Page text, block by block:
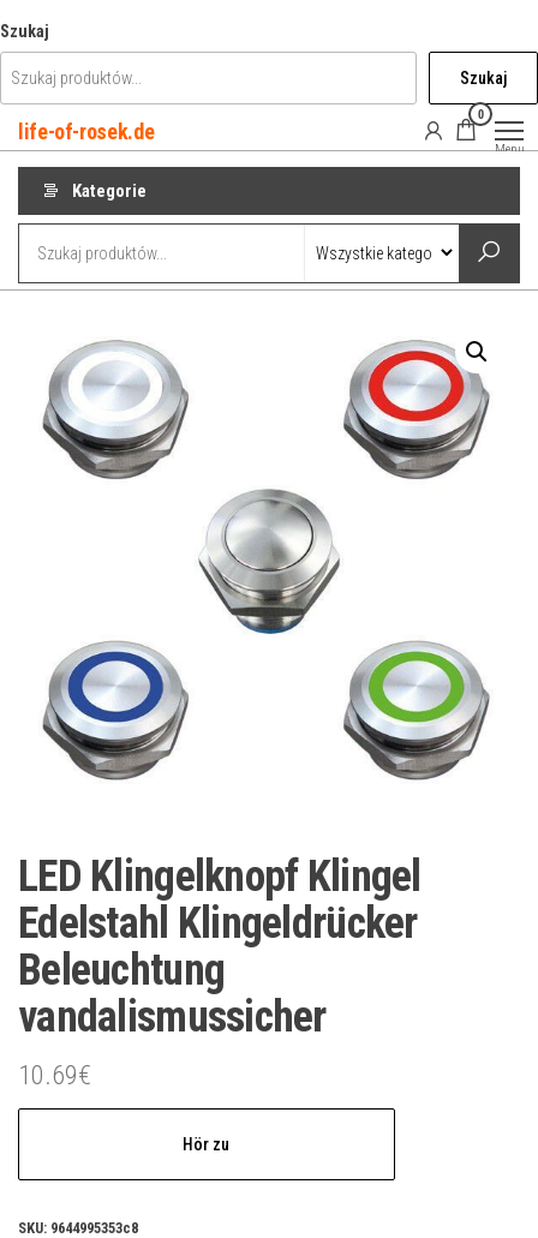
do
treści
Szukaj
Szukaj
life-of-rosek.de
0
Menu
Kategorie
LED Klingelknopf Klingel
Edelstahl Klingeldrücker
Beleuchtung
vandalismussicher
10.69€
Hör zu
SKU: 9644995353c8